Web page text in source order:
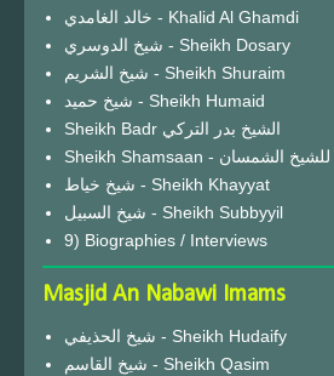
خالد الغامدي - Khalid Al Ghamdi
شيخ الدوسري - Sheikh Dosary
شيخ الشريم - Sheikh Shuraim
شيخ حميد - Sheikh Humaid
Sheikh Badr الشيخ بدر التركي
Sheikh Shamsaan - للشيخ الشمسان
شيخ خياط - Sheikh Khayyat
شيخ السبيل - Sheikh Subbyyil
9) Biographies / Interviews
Masjid An Nabawi Imams
شيخ الحذيفي - Sheikh Hudaify
شيخ القاسم - Sheikh Qasim